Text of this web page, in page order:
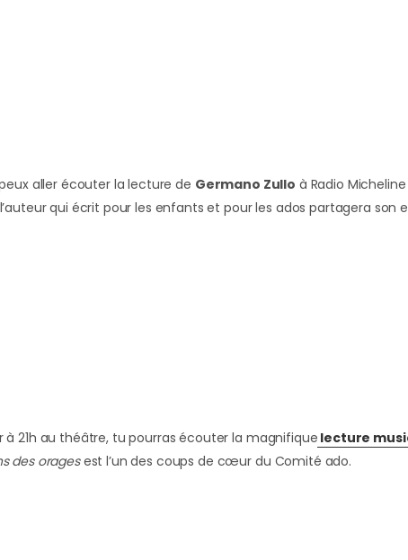
aller écouter la lecture de Germano Zullo à Radio
qui écrit pour les enfants et pour les ados partagera son
à 21h au théâtre, tu pourras écouter la magnifique lecture
des oragesest l’un des coups de cœur du Comité ado.